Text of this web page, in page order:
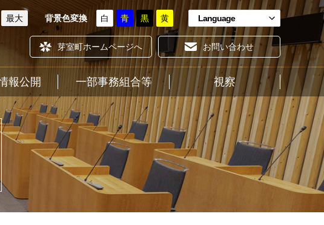
最大 背景色変換 白 青 黒 黄 Language
芽室町ホームページへ お問い合わせ
ホーム
報公開 一部事務組合等 視察